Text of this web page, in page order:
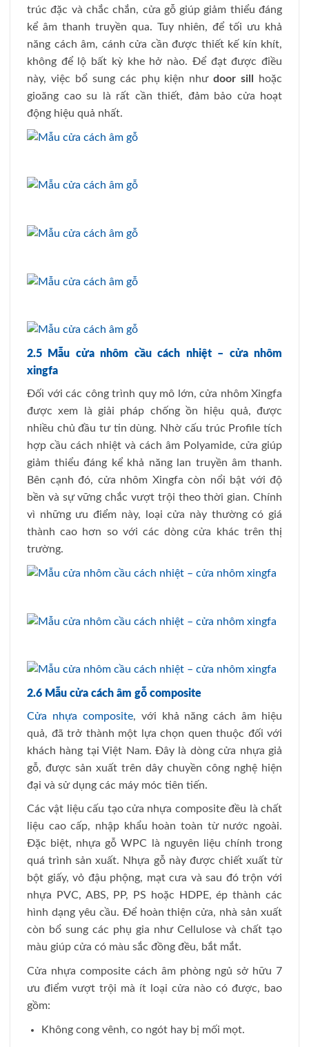
trúc đặc và chắc chắn, cửa gỗ giúp giảm thiểu đáng
kể âm thanh truyền qua. Tuy nhiên, để tối ưu khả
năng cách âm, cánh cửa cần được thiết kế kín khít,
không để lộ bất kỳ khe hở nào. Để đạt được điều
này, việc bổ sung các phụ kiện nhưdoor sill
hoặc
gioăng cao su là rất cần thiết, đảm bảo cửa hoạt
động hiệu quả nhất.
2.5 Mẫu cửa nhôm cầu cách nhiệt – cửa nhôm
xingfa
Đối với các công trình quy mô lớn, cửa nhôm Xingfa
được xem là giải pháp chống ồn hiệu quả, được
nhiều chủ đầu tư tin dùng. Nhờ cấu trúc Profile tích
hợp cầu cách nhiệt và cách âm Polyamide, cửa giúp
giảm thiểu đáng kể khả năng lan truyền âm thanh.
Bên cạnh đó, cửa nhôm Xingfa còn nổi bật với độ
bền và sự vững chắc vượt trội theo thời gian. Chính
vì những ưu điểm này, loại cửa này thường có giá
thành cao hơn so với các dòng cửa khác trên thị
trường.
2.6 Mẫu cửa cách âm gỗ composite
Cửa nhựa composite, với khả năng cách âm hiệu
quả, đã trở thành một lựa chọn quen thuộc đối với
khách hàng tại Việt Nam. Đây là dòng cửa nhựa giả
gỗ, được sản xuất trên dây chuyền công nghệ hiện
đại và sử dụng các máy móc tiên tiến.
Các vật liệu cấu tạo cửa nhựa composite đều là chất
liệu cao cấp, nhập khẩu hoàn toàn từ nước ngoài.
Đặc biệt, nhựa gỗ WPC là nguyên liệu chính trong
quá trình sản xuất. Nhựa gỗ này được chiết xuất từ
bột giấy, vỏ đậu phộng, mạt cưa và sau đó trộn với
nhựa PVC, ABS, PP, PS hoặc HDPE, ép thành các
hình dạng yêu cầu. Để hoàn thiện cửa, nhà sản xuất
còn bổ sung các phụ gia như Cellulose và chất tạo
màu giúp cửa có màu sắc đồng đều, bắt mắt.
Cửa nhựa composite cách âm phòng ngủ sở hữu 7
ưu điểm vượt trội mà ít loại cửa nào có được, bao
gồm:
Không cong vênh, co ngót hay bị mối mọt.